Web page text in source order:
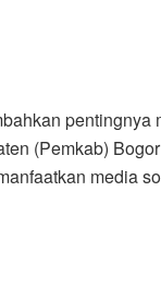
(Pemkab)
media